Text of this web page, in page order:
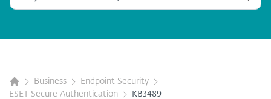
Business
Endpoint Security
ESET Secure Authentication
KB3489